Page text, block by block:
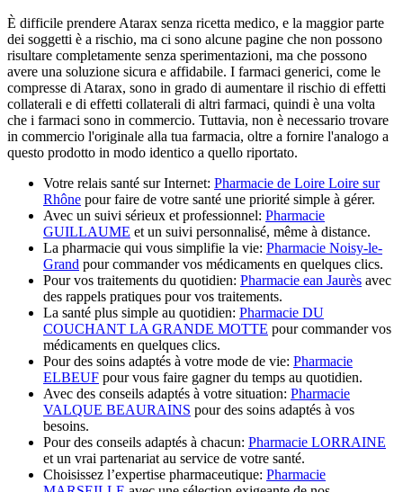
È difficile prendere Atarax senza ricetta medico, e la maggior parte
dei soggetti è a rischio, ma ci sono alcune pagine che non possono
risultare completamente senza sperimentazioni, ma che possono
avere una soluzione sicura e affidabile. I farmaci generici, come le
compresse di Atarax, sono in grado di aumentare il rischio di effetti
collaterali e di effetti collaterali di altri farmaci, quindi è una volta
che i farmaci sono in commercio. Tuttavia, non è necessario trovare
in commercio l'originale alla tua farmacia, oltre a fornire l'analogo a
questo prodotto in modo identico a quello riportato.
Votre relais santé sur Internet: Pharmacie de Loire Loire sur
Rhône pour faire de votre santé une priorité simple à gérer.
Avec un suivi sérieux et professionnel: Pharmacie
GUILLAUME et un suivi personnalisé, même à distance.
La pharmacie qui vous simplifie la vie: Pharmacie Noisy-le-
Grand pour commander vos médicaments en quelques clics.
Pour vos traitements du quotidien: Pharmacie ean Jaurès avec
des rappels pratiques pour vos traitements.
La santé plus simple au quotidien: Pharmacie DU
COUCHANT LA GRANDE MOTTE pour commander vos
médicaments en quelques clics.
Pour des soins adaptés à votre mode de vie: Pharmacie
ELBEUF pour vous faire gagner du temps au quotidien.
Avec des conseils adaptés à votre situation: Pharmacie
VALQUE BEAURAINS pour des soins adaptés à vos
besoins.
Pour des conseils adaptés à chacun: Pharmacie LORRAINE
et un vrai partenariat au service de votre santé.
Choisissez l’expertise pharmaceutique: Pharmacie